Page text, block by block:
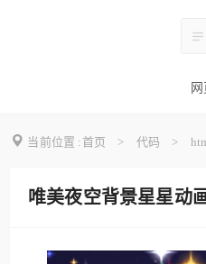
当前位置 :首页 > 代码 >
唯美夜空背景星星动